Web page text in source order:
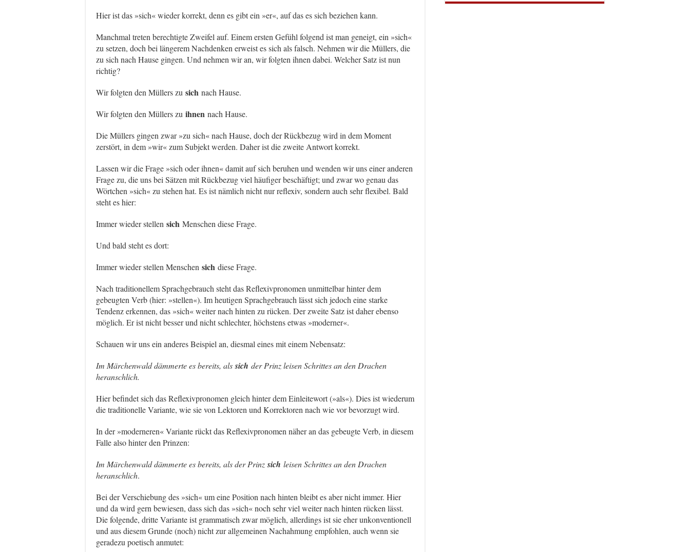
Hier ist das »sich« wieder korrekt, denn es gibt ein »er«, auf das es sich beziehen kann.
Manchmal treten berechtigte Zweifel auf. Einem ersten Gefühl folgend ist man geneigt, ein »sich«
zu setzen, doch bei längerem Nachdenken erweist es sich als falsch. Nehmen wir die Müllers, die
zu sich nach Hause gingen. Und nehmen wir an, wir folgten ihnen dabei. Welcher Satz ist nun
richtig?
Wir folgten den Müllers zu sich nach Hause.
Wir folgten den Müllers zu ihnen nach Hause.
Die Müllers gingen zwar »zu sich« nach Hause, doch der Rückbezug wird in dem Moment
zerstört, in dem »wir« zum Subjekt werden. Daher ist die zweite Antwort korrekt.
Lassen wir die Frage »sich oder ihnen« damit auf sich beruhen und wenden wir uns einer anderen
Frage zu, die uns bei Sätzen mit Rückbezug viel häufiger beschäftigt; und zwar wo genau das
Wörtchen »sich« zu stehen hat. Es ist nämlich nicht nur reflexiv, sondern auch sehr flexibel. Bald
steht es hier:
Immer wieder stellen sich Menschen diese Frage.
Und bald steht es dort:
Immer wieder stellen Menschen sich diese Frage.
Nach traditionellem Sprachgebrauch steht das Reflexivpronomen unmittelbar hinter dem
gebeugten Verb (hier: »stellen«). Im heutigen Sprachgebrauch lässt sich jedoch eine starke
Tendenz erkennen, das »sich« weiter nach hinten zu rücken. Der zweite Satz ist daher ebenso
möglich. Er ist nicht besser und nicht schlechter, höchstens etwas »moderner«.
Schauen wir uns ein anderes Beispiel an, diesmal eines mit einem Nebensatz:
Im Märchenwald dämmerte es bereits, alssich der Prinz leisen Schrittes an den Drachen
heranschlich.
Hier befindet sich das Reflexivpronomen gleich hinter dem Einleitewort (»als«). Dies ist wiederum
die traditionelle Variante, wie sie von Lektoren und Korrektoren nach wie vor bevorzugt wird.
In der »moderneren« Variante rückt das Reflexivpronomen näher an das gebeugte Verb, in diesem
Falle also hinter den Prinzen:
Im Märchenwald dämmerte es bereits, als der Prinzsich leisen Schrittes an den Drachen
heranschlich.
Bei der Verschiebung des »sich« um eine Position nach hinten bleibt es aber nicht immer. Hier
und da wird gern bewiesen, dass sich das »sich« noch sehr viel weiter nach hinten rücken lässt.
Die folgende, dritte Variante ist grammatisch zwar möglich, allerdings ist sie eher unkonventionell
und aus diesem Grunde (noch) nicht zur allgemeinen Nachahmung empfohlen, auch wenn sie
geradezu poetisch anmutet: